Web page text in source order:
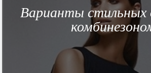
Варианты стильных